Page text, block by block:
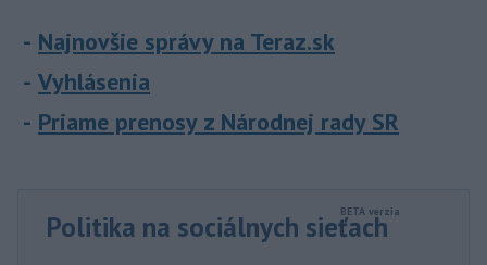
Najnovšie správy na Teraz.sk
Vyhlásenia
Priame prenosy z Národnej rady SR
Politika na sociálnych sieťach